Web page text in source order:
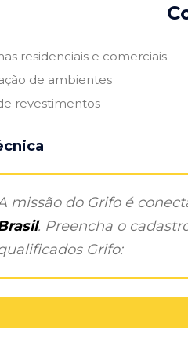
residenciais e comerciais
de ambientes
revestimentos
missão do Grifo é
. Preencha o
Grifo: